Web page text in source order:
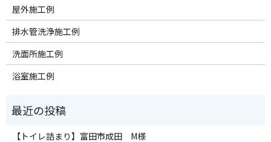
屋外施工例
排水管洗浄施工例
洗面所施工例
浴室施工例
【トイレ詰まり】富田市成田 M様